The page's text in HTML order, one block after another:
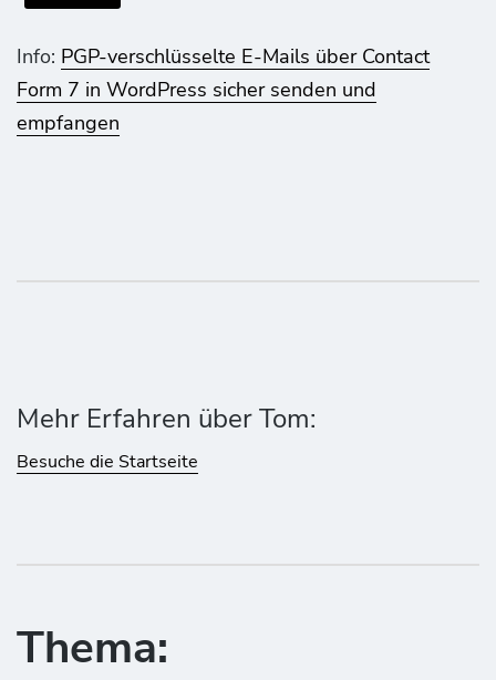
Info: PGP-verschlüsselte E-Mails über Contact
Form 7 in WordPress sicher senden und
empfangen
Mehr Erfahren über Tom:
Besuche die Startseite
Thema: